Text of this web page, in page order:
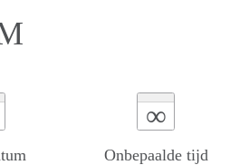
∞
Onbepaalde tijd